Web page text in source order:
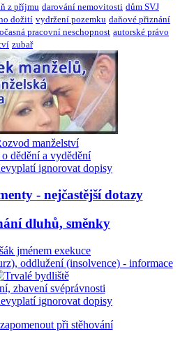
z příjmu darování nemovitosti dům SVJ
dožití vydržení pozemku daňové přiznání
pracovní neschopnost autorské právo
zubař